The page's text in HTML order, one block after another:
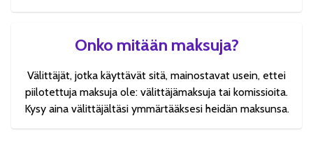
Onko mitään maksuja?
Välittäjät, jotka käyttävät sitä, mainostavat usein, ettei
piilotettuja maksuja ole: välittäjämaksuja tai komissioita.
Kysy aina välittäjältäsi ymmärtääksesi heidän maksunsa.